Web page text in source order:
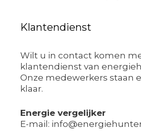
Klantendienst
Wilt u in contact komen
klantendienst van
Onze medewerkers staan
klaar.
Energie vergelijker
E-mail: